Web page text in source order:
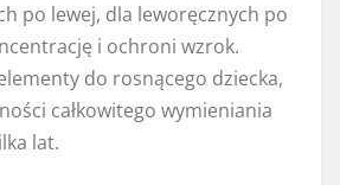
po lewej, dla leworęcznych po
i ochroni wzrok.
do rosnącego dziecka,
całkowitego wymieniania
lat.